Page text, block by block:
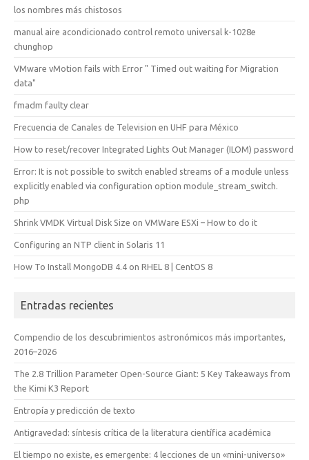
los nombres más chistosos
manual aire acondicionado control remoto universal k-1028e
chunghop
VMware vMotion fails with Error " Timed out waiting for Migration
data"
fmadm faulty clear
Frecuencia de Canales de Television en UHF para México
How to reset/recover Integrated Lights Out Manager (ILOM) password
Error: It is not possible to switch enabled streams of a module unless
explicitly enabled via configuration option module_stream_switch.
php
Shrink VMDK Virtual Disk Size on VMWare ESXi – How to do it
Configuring an NTP client in Solaris 11
How To Install MongoDB 4.4 on RHEL 8 | CentOS 8
Entradas recientes
Compendio de los descubrimientos astronómicos más importantes,
2016–2026
The 2.8 Trillion Parameter Open-Source Giant: 5 Key Takeaways from
the Kimi K3 Report
Entropía y predicción de texto
Antigravedad: síntesis crítica de la literatura científica académica
El tiempo no existe, es emergente: 4 lecciones de un «mini-universo»